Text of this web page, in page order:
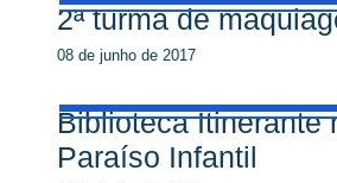
2ª turma de
08 de junho de 2017
Biblioteca Itinerante
Paraíso Infantil